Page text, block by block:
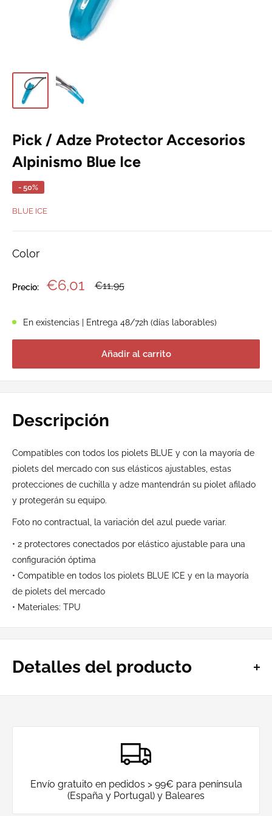
Pick / Adze Protector Accesorios
Alpinismo Blue Ice
- 50%
BLUE ICE
Color
Precio:
Precio
venta
€6,01
Precio
€11,95
En existencias | Entrega 48/72h (días laborables)
Añadir al carrito
Descripción
Compatibles con todos los piolets BLUE y con la mayoría de
piolets del mercado con sus elásticos ajustables, estas
protecciones de cuchilla y adze mantendrán su piolet afilado
y protegerán su equipo.
Foto no contractual, la variación del azul puede variar.
• 2 protectores conectados por elástico ajustable para una
configuración óptima
• Compatible en todos los piolets BLUE ICE y en la mayoría
de piolets del mercado
• Materiales: TPU
Detalles del producto
Envío gratuito en pedidos > 99€ para península
(España y Portugal) y Baleares